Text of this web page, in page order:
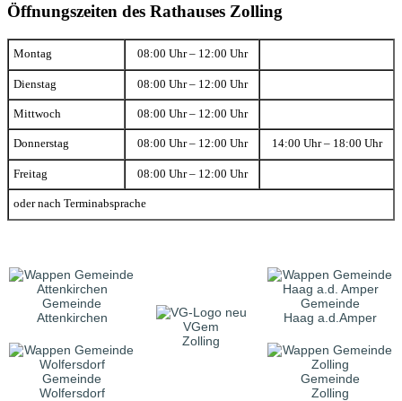
Öffnungszeiten des Rathauses Zolling
Montag 08:00 Uhr – 12:00 Uhr
Dienstag 08:00 Uhr – 12:00 Uhr
Mittwoch 08:00 Uhr – 12:00 Uhr
Donnerstag 08:00 Uhr – 12:00 Uhr 14:00 Uhr – 18:00 Uhr
Freitag 08:00 Uhr – 12:00 Uhr
oder nach Terminabsprache
Gemeinde
Attenkirchen
VGem
Zolling
Gemeinde
Haag a.d.Amper
Gemeinde
Wolfersdorf
Gemeinde
Zolling